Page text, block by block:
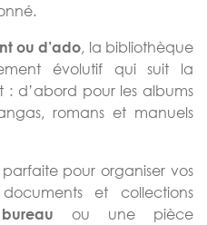
ou d’ado, la bibliothèque
évolutif qui suit la
: d’abord pour les albums
romans et manuels
pour organiser vos
et collections
bureau ou une pièce